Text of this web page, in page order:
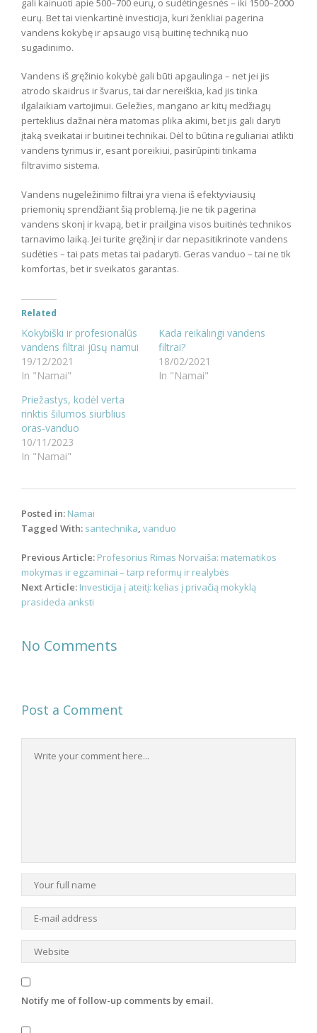
gali kainuoti apie 500–700 eurų, o sudėtingesnės – iki 1500–2000
eurų. Bet tai vienkartinė investicija, kuri ženkliai pagerina
vandens kokybę ir apsaugo visą buitinę techniką nuo
sugadinimo.
Vandens iš gręžinio kokybė gali būti apgaulinga – net jei jis
atrodo skaidrus ir švarus, tai dar nereiškia, kad jis tinka
ilgalaikiam vartojimui. Geležies, mangano ar kitų medžiagų
perteklius dažnai nėra matomas plika akimi, bet jis gali daryti
įtaką sveikatai ir buitinei technikai. Dėl to būtina reguliariai atlikti
vandens tyrimus ir, esant poreikiui, pasirūpinti tinkama
filtravimo sistema.
Vandens nugeležinimo filtrai yra viena iš efektyviausių
priemonių sprendžiant šią problemą. Jie ne tik pagerina
vandens skonį ir kvapą, bet ir prailgina visos buitinės technikos
tarnavimo laiką. Jei turite gręžinį ir dar nepasitikrinote vandens
sudėties – tai pats metas tai padaryti. Geras vanduo – tai ne tik
komfortas, bet ir sveikatos garantas.
Related
Kokybiški ir profesionalūs
vandens filtrai jūsų namui
19/12/2021
In "Namai"
Kada reikalingi vandens
filtrai?
18/02/2021
In "Namai"
Priežastys, kodėl verta
rinktis šilumos siurblius
oras-vanduo
10/11/2023
In "Namai"
Posted in: Namai
Tagged With: santechnika, vanduo
Post
navigation
Previous Article: Profesorius Rimas Norvaiša: matematikos
mokymas ir egzaminai – tarp reformų ir realybės
Next Article: Investicija į ateitį: kelias į privačią mokyklą
prasideda anksti
No Comments
Post a Comment
Notify me of follow-up comments by email.